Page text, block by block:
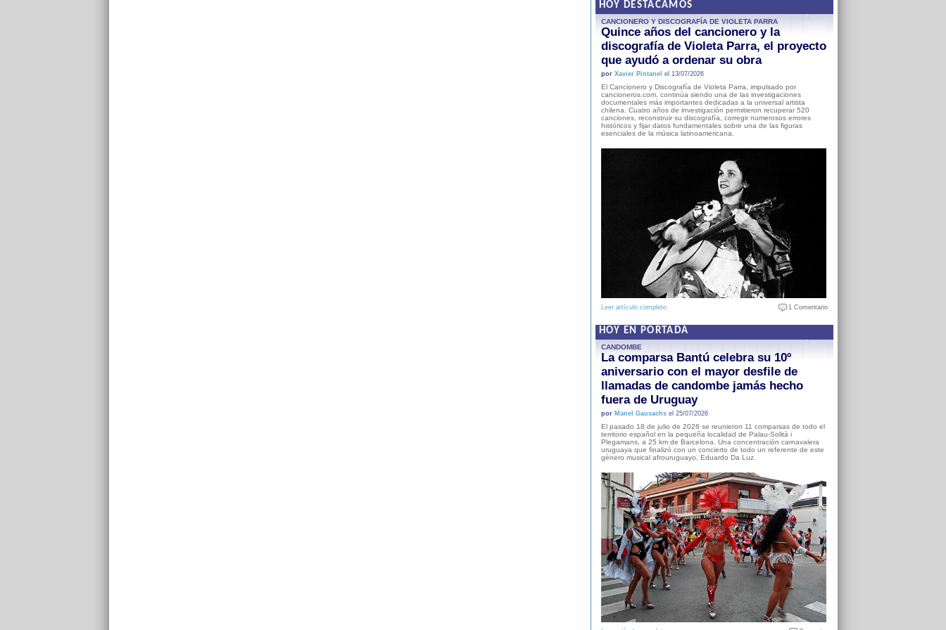
HOY DESTACAMOS
CANCIONERO Y DISCOGRAFÍA DE VIOLETA PARRA
Quince años del cancionero y la
discografía de Violeta Parra, el proyecto
que ayudó a ordenar su obra
por Xavier Pintanel el 13/07/2026
El Cancionero y Discografía de Violeta Parra, impulsado por
cancioneros.com, continúa siendo una de las investigaciones
documentales más importantes dedicadas a la universal artista
chilena. Cuatro años de investigación permitieron recuperar 520
canciones, reconstruir su discografía, corregir numerosos errores
históricos y fijar datos fundamentales sobre una de las figuras
esenciales de la música latinoamericana.
Leer artículo completo 1 Comentario
HOY EN PORTADA
CANDOMBE
La comparsa Bantú celebra su 10º
aniversario con el mayor desfile de
llamadas de candombe jamás hecho
fuera de Uruguay
por Manel Gausachsel 25/07/2026
El pasado 18 de julio de 2026 se reunieron 11 comparsas de todo el
territorio español en la pequeña localidad de Palau-Solità i
Plegamans, a 25 km de Barcelona. Una concentración carnavalera
uruguaya que finalizó con un concierto de todo un referente de este
género musical afrouruguayo, Eduardo Da Luz.